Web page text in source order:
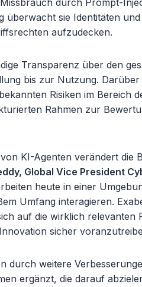
durch Prompt-
überwacht sie Identitäten
aufzudecken.
Transparenz über den
bis zur Nutzung.
Risiken im Bereich
Rahmen zur
KI-Agenten verändert die
Global Vice President
heute in einer
Umfang interagieren.
auf die wirklich relevanten
sicher
durch weitere
ergänzt, die darauf